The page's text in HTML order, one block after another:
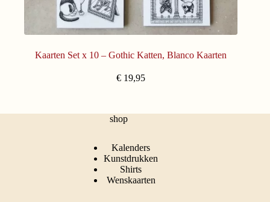
Kaarten Set x 10 – Gothic Katten, Blanco Kaarten
€ 19,95
shop
Kalenders
Kunstdrukken
Shirts
Wenskaarten